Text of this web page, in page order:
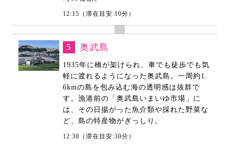
12:15（滞在目安:10分）
5 奥武島
1935年に橋が架けられ、車でも徒歩でも気
軽に渡れるようになった奥武島。一周約1.
6kmの島を包み込む海の透明感は抜群で
す。漁港前の「奥武島いまいゆ市場」に
は、その日揚がった魚介類や採れた野菜な
ど、島の特産物がぎっしり。
12:30（滞在目安:30分）